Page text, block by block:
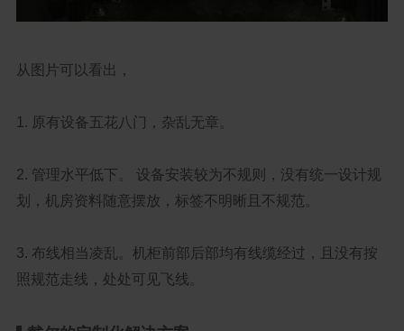
从图片可以看出，
1. 原有设备五花八门，杂乱无章。
2. 管理水平低下。 设备安装较为不规则，没有统一设计规
划，机房资料随意摆放，标签不明晰且不规范。
3. 布线相当凌乱。机柜前部后部均有线缆经过，且没有按
照规范走线，处处可见飞线。